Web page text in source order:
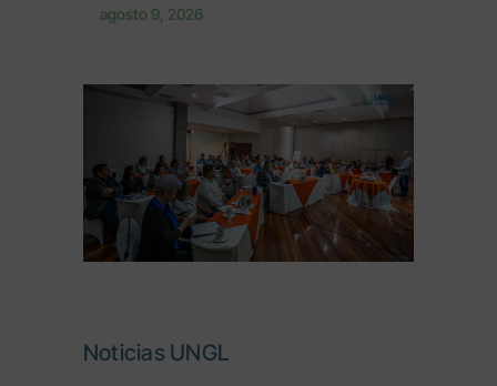
agosto 9, 2026
Noticias UNGL